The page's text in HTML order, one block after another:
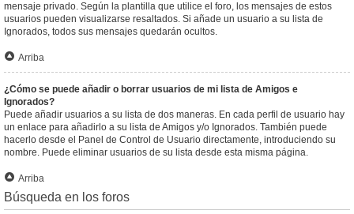
mensaje privado. Según la plantilla que utilice el foro, los mensajes de estos
usuarios pueden visualizarse resaltados. Si añade un usuario a su lista de
Ignorados, todos sus mensajes quedarán ocultos.
Arriba
¿Cómo se puede añadir o borrar usuarios de mi lista de Amigos e
Ignorados?
Puede añadir usuarios a su lista de dos maneras. En cada perfil de usuario hay
un enlace para añadirlo a su lista de Amigos y/o Ignorados. También puede
hacerlo desde el Panel de Control de Usuario directamente, introduciendo su
nombre. Puede eliminar usuarios de su lista desde esta misma página.
Arriba
Búsqueda en los foros